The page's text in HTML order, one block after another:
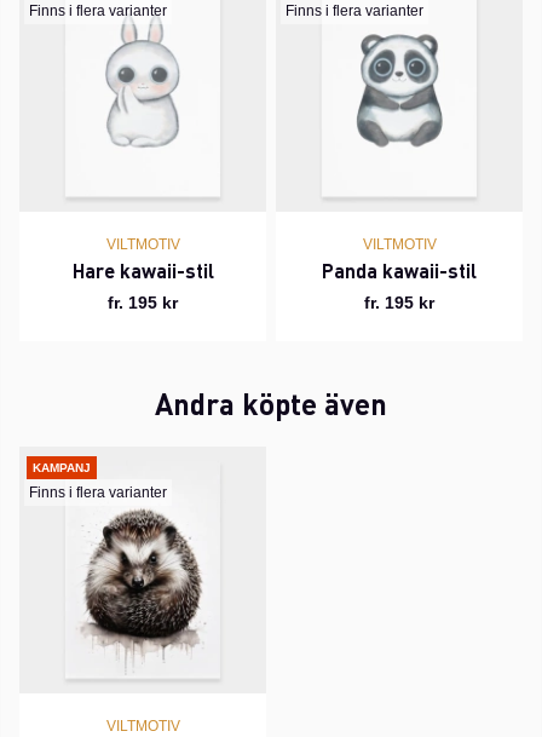
Finns i flera varianter
VILTMOTIV
Hare kawaii-stil
fr. 195 kr
Finns i flera varianter
VILTMOTIV
Panda kawaii-stil
fr. 195 kr
Andra köpte även
KAMPANJ
Finns i flera varianter
VILTMOTIV